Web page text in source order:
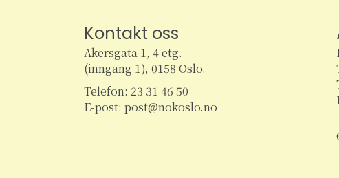
Kontakt oss
Akersgata 1, 4 etg.
(inngang 1), 0158 Oslo.
Telefon: 23 31 46 50
E-post: post@nokoslo.no